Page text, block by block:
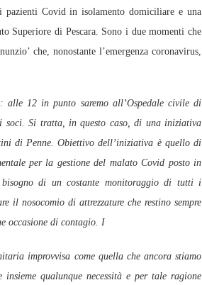
pazienti Covid in isolamento domiciliare e una
Superiore di Pescara. Sono i due momenti che
che, nonostante l’emergenza coronavirus,
: alle 12 in punto saremo all’Ospedale civile di
soci. Si tratta, in questo caso, di una iniziativa
di Penne. Obiettivo dell’iniziativa è quello di
per la gestione del malato Covid posto in
di un costante monitoraggio di tutti i
il nosocomio di attrezzature che restino sempre
occasione di contagio. I
improvvisa come quella che ancora stiamo
qualunque necessità e per tale ragione